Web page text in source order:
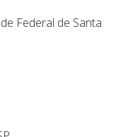
Federal de Santa